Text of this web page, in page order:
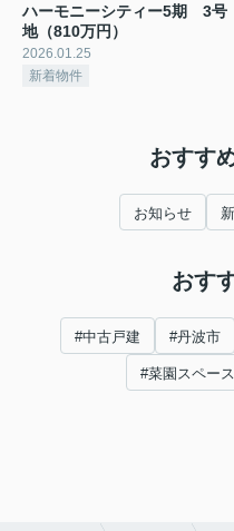
ハーモニーシティー5期 3号
地（810万円）
2026.01.25
新着物件
おすす
お知らせ
おす
#中古戸建 #丹波市
#菜園スペー